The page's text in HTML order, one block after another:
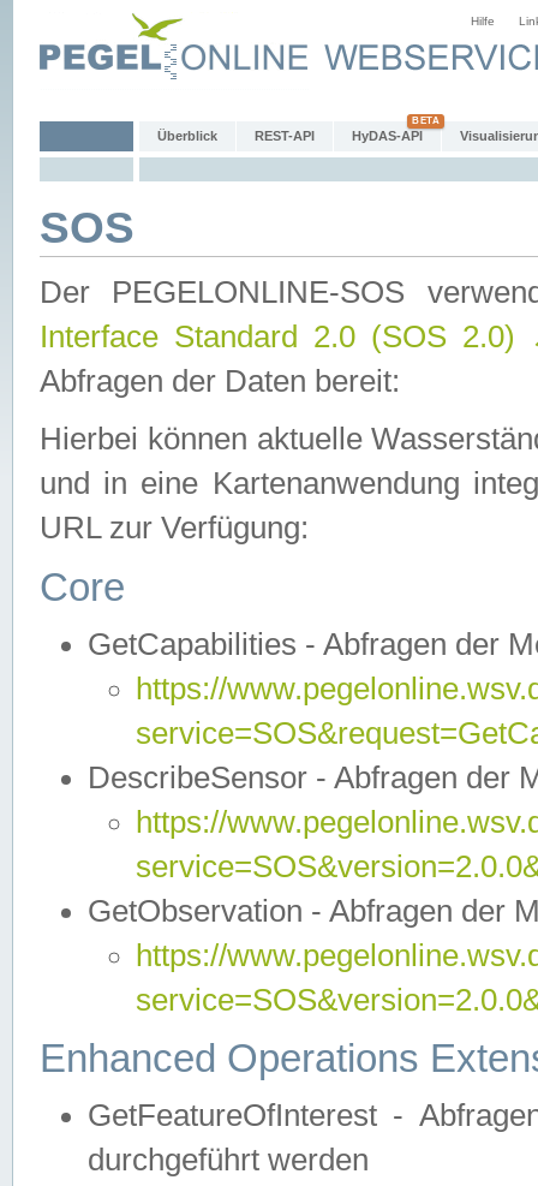
Hilfe
Überblick REST-API HyDAS-API
SOS
Der PEGELONLINE-SOS
Interface Standard 2.0 (SOS 2.0)
Abfragen der Daten bereit:
Hierbei können aktuelle
und in eine Kartenanwendung
URL zur Verfügung:
Core
GetCapabilities - Abfragen der
https://
DescribeSensor - Abfragen der
https://
GetObservation - Abfragen der
https://
Enhanced Operations
GetFeatureOfInterest -
durchgeführt werden